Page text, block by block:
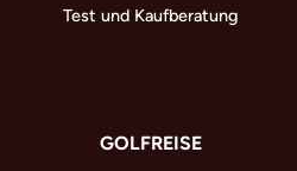
Test und Kaufberatung
GOLFREISE